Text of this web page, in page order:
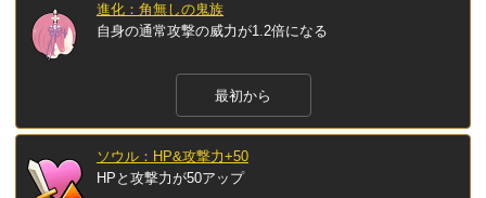
進化：角無しの鬼族
自身の通常攻撃の威力が1.2倍になる
最初から
ソウル：HP&攻撃力+50
HPと攻撃力が50アップ